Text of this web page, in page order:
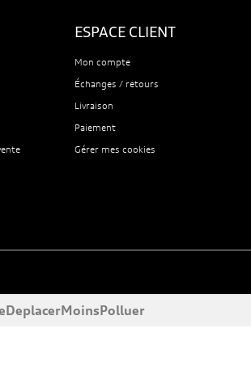
ESPACE CLIENT
Mon compte
Échanges / retours
Livraison
Paiement
Gérer mes cookies